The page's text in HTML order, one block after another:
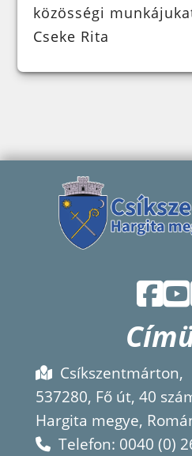
közösségi
Cseke Rita
Csíkszentmárton,
537280, Fő út, 40
Hargita megye,
Telefon: 0040 (0)